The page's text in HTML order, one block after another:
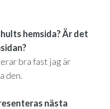
hemsida? Är det
bra fast jag är
den.
nästa